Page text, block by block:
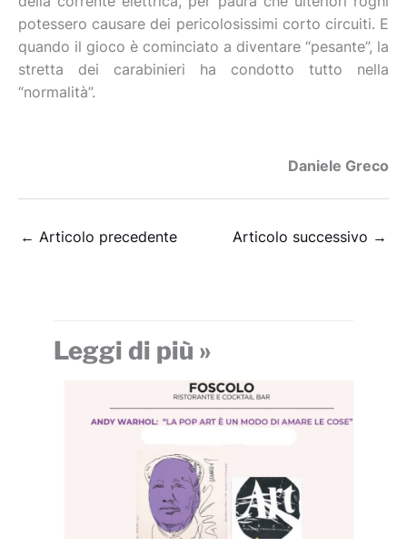
potessero causare dei pericolosissimi corto circuiti. E
quando il gioco è cominciato a diventare “pesante”, la
stretta dei carabinieri ha condotto tutto nella
“normalità”.
Daniele Greco
← Articolo precedente Articolo successivo →
Leggi di più »